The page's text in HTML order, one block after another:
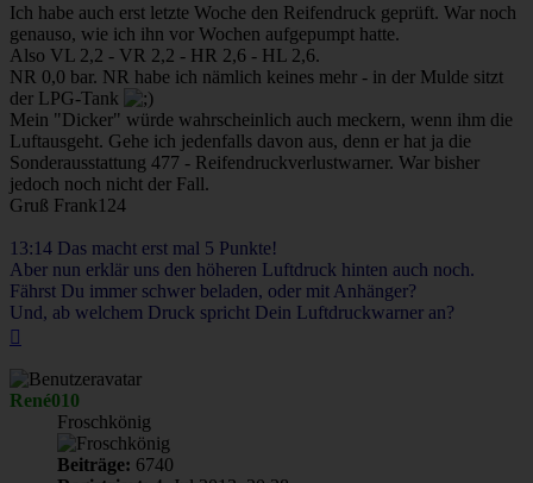
Ich habe auch erst letzte Woche den Reifendruck geprüft. War noch
genauso, wie ich ihn vor Wochen aufgepumpt hatte.
Also VL 2,2 - VR 2,2 - HR 2,6 - HL 2,6.
NR 0,0 bar. NR habe ich nämlich keines mehr - in der Mulde sitzt
der LPG-Tank
Mein "Dicker" würde wahrscheinlich auch meckern, wenn ihm die
Luftausgeht. Gehe ich jedenfalls davon aus, denn er hat ja die
Sonderausstattung 477 - Reifendruckverlustwarner. War bisher
jedoch noch nicht der Fall.
Gruß Frank124
13:14 Das macht erst mal 5 Punkte!
Aber nun erklär uns den höheren Luftdruck hinten auch noch.
Fährst Du immer schwer beladen, oder mit Anhänger?
Und, ab welchem Druck spricht Dein Luftdruckwarner an?
René010
Froschkönig
Beiträge: 6740